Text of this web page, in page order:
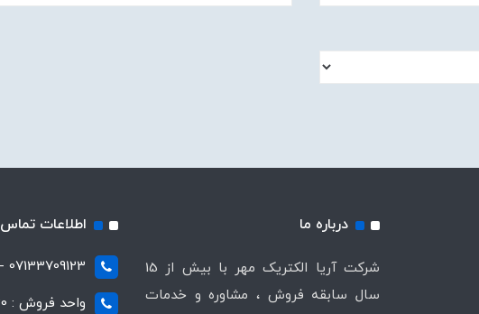
درباره ما
شرکت آریا الکتریک مهر با بیش از 15
سال سابقه فروش ، مشاوره و خدمات
اطلاعات تماس
07133709123 - 07137530483
واحد فروش : 09302761130